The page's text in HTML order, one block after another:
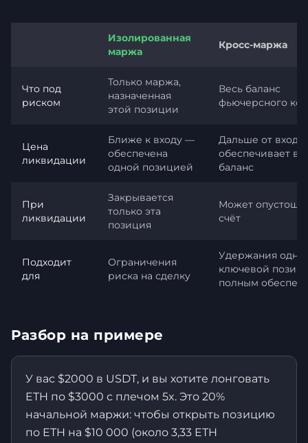
Изолированная
маржа
Кросс-маржа
Что под
риском
Только маржа,
назначенная
этой позиции
Весь баланс
фьючерсного
Цена
ликвидации
Ближе к входу —
обеспечена
одной позицией
Дальше от
обеспечивает
баланс
При
ликвидации
Закрывается
только эта
позиция
Может
счёт
Подходит
для
Ограничения
риска на сделку
Удержания
ключевой
полным
Разбор на примере
У вас $2000 в USDT, и вы хотите лонговать
ETH по $3000 с плечом 5x. Это 20%
начальной маржи: чтобы открыть позицию
по ETH на $10 000 (около 3,33 ETH